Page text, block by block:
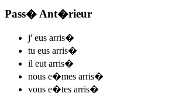
Pass� Ant�rieur
j' eus arris�
tu eus arris�
il eut arris�
nous e�mes arris�
vous e�tes arris�